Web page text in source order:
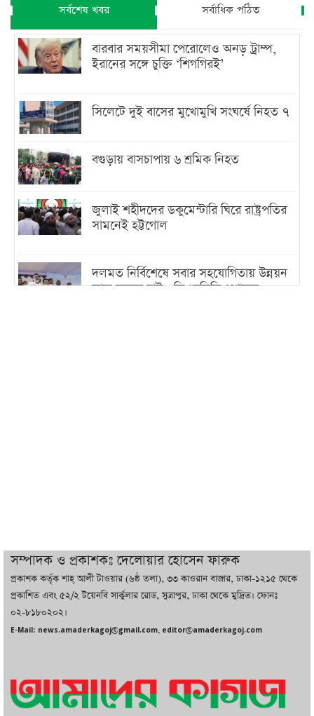
সর্বশেষ খবর সর্বাধিক পঠিত
বারবার সময়সীমা পেরোলেও অনড় ট্রাম্প,
ইরানের সঙ্গে চুক্তি ‘শিগগিরই’
সিলেটে দুই বাসের মুখোমুখি সংঘর্ষে নিহত ৭
বগুড়ায় বাসচাপায় ৬ শ্রমিক নিহত
জুলাই শহীদদের ডকুমেন্টারি ঘিরে রাষ্ট্রপতির
সামনেই হট্টগোল
দলমত নির্বিশেষে সবার সহযোগিতায় উন্নয়ন
কাজ করতে চাই : ডিএনসিসি প্রশাসক
বাজারে কাঁচা মরিচে ‘আগুন’, ‘এত দাম তো
আগে দেখিনি’
সম্পাদক ও প্রকাশকঃ দেলোয়ার হোসেন ফারুক
প্রকাশক কর্তৃক শাহ্ আলী টাওয়ার (৬ষ্ঠ তলা), ৩৩ কাওরান বাজার, ঢাকা-১২১৫ থেকে
প্রকাশিত এবং ৫২/২ টয়েনবি সার্কুলার রোড, সুত্রাপুর, ঢাকা থেকে মুদ্রিত। ফোনঃ
০২-৮১৮০২০২।
E-Mail: news.amaderkagoj@gmail.com, editor@amaderkagoj.com